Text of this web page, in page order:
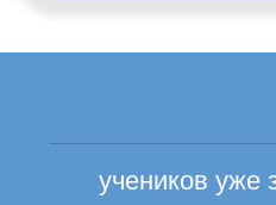
учеников уже